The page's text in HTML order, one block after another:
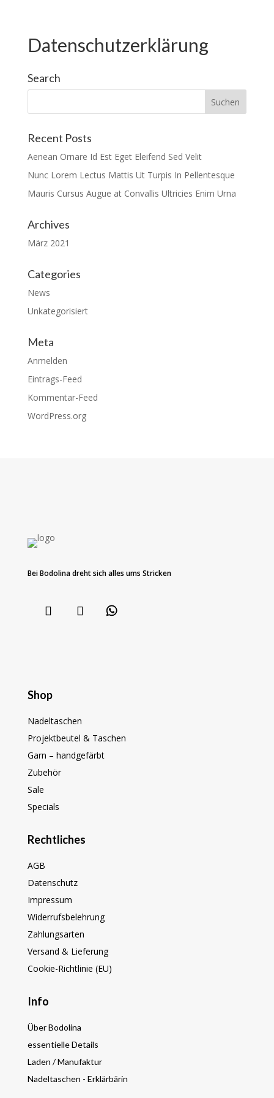
Datenschutzerklärung
Search
Recent Posts
Aenean Ornare Id Est Eget Eleifend Sed Velit
Nunc Lorem Lectus Mattis Ut Turpis In Pellentesque
Mauris Cursus Augue at Convallis Ultricies Enim Urna
Archives
März 2021
Categories
News
Unkategorisiert
Meta
Anmelden
Eintrags-Feed
Kommentar-Feed
WordPress.org
Bei Bodolina dreht sich alles ums Stricken
Shop
Nadeltaschen
Projektbeutel & Taschen
Garn – handgefärbt
Zubehör
Sale
Specials
Rechtliches
AGB
Datenschutz
Impressum
Widerrufsbelehrung
Zahlungsarten
Versand & Lieferung
Cookie-Richtlinie (EU)
Info
Über Bodolina
essentielle Details
Laden / Manufaktur
Nadeltaschen - Erklärbärin